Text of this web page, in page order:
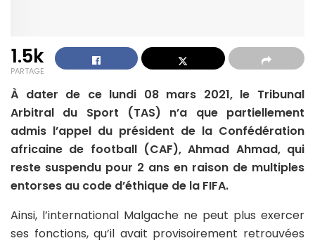
1.5k
PARTAGE
À dater de ce lundi 08 mars 2021, le Tribunal
Arbitral du Sport (TAS) n’a que partiellement
admis l’appel du président de la Confédération
africaine de football (CAF), Ahmad Ahmad, qui
reste suspendu pour 2 ans en raison de multiples
entorses au code d’éthique de la FIFA.
Ainsi, l’international Malgache ne peut plus exercer
ses fonctions, qu’il avait provisoirement retrouvées